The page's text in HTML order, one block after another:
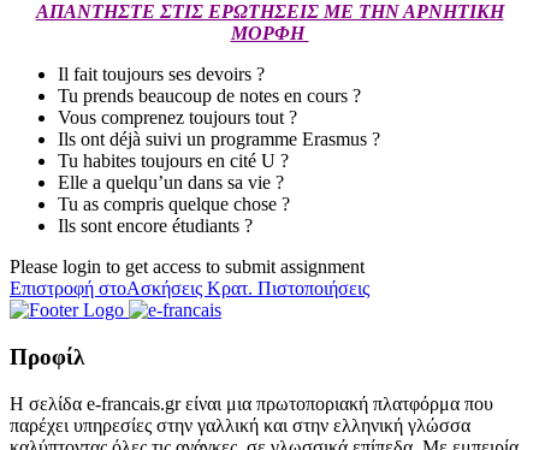
ΑΠΑΝΤΗΣΤΕ ΣΤΙΣ ΕΡΩΤΗΣΕΙΣ ΜΕ ΤΗΝ ΑΡΝΗΤΙΚΗ
ΜΟΡΦΗ
Il fait toujours ses devoirs ?
Tu prends beaucoup de notes en cours ?
Vous comprenez toujours tout ?
Ils ont déjà suivi un programme Erasmus ?
Tu habites toujours en cité U ?
Elle a quelqu’un dans sa vie ?
Tu as compris quelque chose ?
Ils sont encore étudiants ?
Please login to get access to submit assignment
Επιστροφή στοΑσκήσεις Κρατ. Πιστοποιήσεις
Προφίλ
Η σελίδα e-francais.gr είναι μια πρωτοποριακή πλατφόρμα που
παρέχει υπηρεσίες στην γαλλική και στην ελληνική γλώσσα